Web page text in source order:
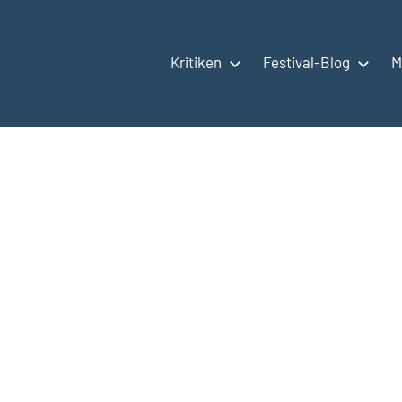
Kritiken Festival-Blog